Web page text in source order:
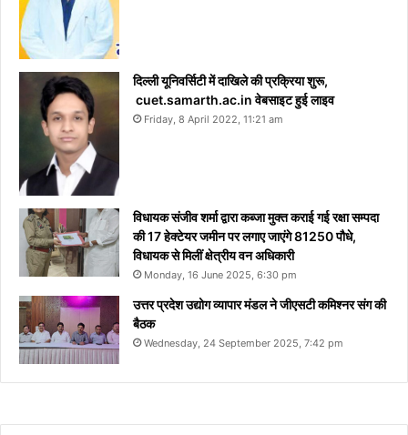
दिल्ली यूनिवर्सिटी में दाखिले की प्रक्रिया शुरू,
cuet.samarth.ac.in वेबसाइट हुई लाइव
Friday, 8 April 2022, 11:21 am
विधायक संजीव शर्मा द्वारा कब्जा मुक्त कराई गई रक्षा सम्पदा
की 17 हेक्टेयर जमीन पर लगाए जाएंगे 81250 पौधे,
विधायक से मिलीं क्षेत्रीय वन अधिकारी
Monday, 16 June 2025, 6:30 pm
उत्तर प्रदेश उद्योग व्यापार मंडल ने जीएसटी कमिश्नर संग की
बैठक
Wednesday, 24 September 2025, 7:42 pm